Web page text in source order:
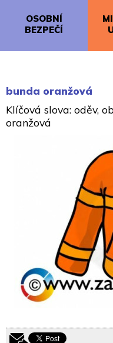
OSOBNÍ
BEZPEČÍ
bunda oranžová
Klíčová slova: oděv,
oranžová